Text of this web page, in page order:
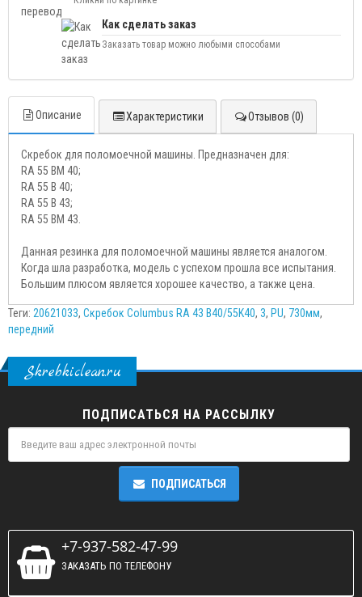
Как сделать заказ
Заказать товар можно любыми способами
Описание Характеристики Отзывов (0)
Скребок для поломоечной машины. Предназначен для:
RA 55 BM 40;
RA 55 B 40;
RA 55 B 43;
RA 55 BM 43.
Данная резинка для поломоечной машины является аналогом.
Когда шла разработка, модель с успехом прошла все испытания.
Большим плюсом является хорошее качество, а также цена.
Теги: 20621033, Скребок Columbus RA 43 B40/55K40, 3, PU, 730мм,
передний
Skrebkiclean.ru
ПОДПИСАТЬСЯ НА РАССЫЛКУ
ПОДПИСАТЬСЯ
+7-937-582-47-99
ЗАКАЗАТЬ ПО ТЕЛЕФОНУ